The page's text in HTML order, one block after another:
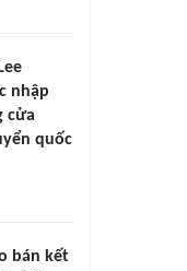
nhập
cửa
quốc
bán kết